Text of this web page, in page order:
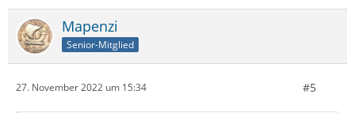
Mapenzi
Senior-Mitglied
27. November 2022 um 15:34 #5